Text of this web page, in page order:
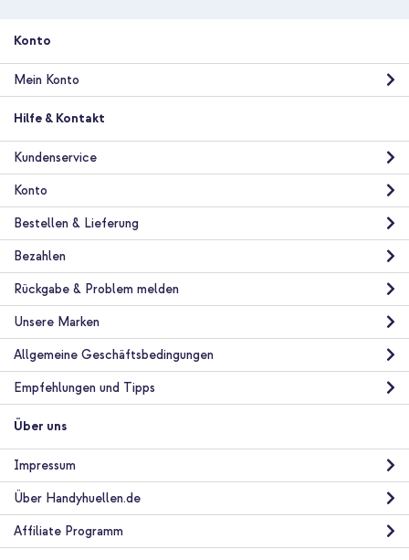
Konto
Mein Konto
Hilfe & Kontakt
Kundenservice
Konto
Bestellen & Lieferung
Bezahlen
Rückgabe & Problem melden
Unsere Marken
Allgemeine Geschäftsbedingungen
Empfehlungen und Tipps
Über uns
Impressum
Über Handyhuellen.de
Affiliate Programm